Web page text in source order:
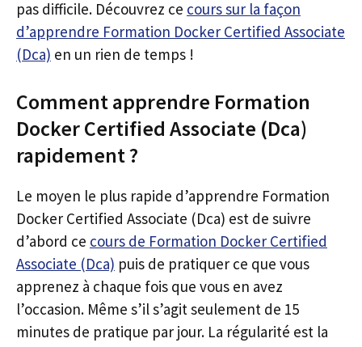
pas difficile. Découvrez ce cours sur la façon
d’apprendre Formation Docker Certified Associate
(Dca) en un rien de temps !
Comment apprendre Formation
Docker Certified Associate (Dca)
rapidement ?
Le moyen le plus rapide d’apprendre Formation
Docker Certified Associate (Dca) est de suivre
d’abord ce cours de Formation Docker Certified
Associate (Dca) puis de pratiquer ce que vous
apprenez à chaque fois que vous en avez
l’occasion. Même s’il s’agit seulement de 15
minutes de pratique par jour. La régularité est la